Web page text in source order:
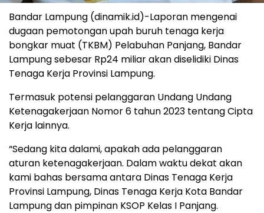
Bandar Lampung (dinamik.id)-Laporan mengenai
dugaan pemotongan upah buruh tenaga kerja
bongkar muat (TKBM) Pelabuhan Panjang, Bandar
Lampung sebesar Rp24 miliar akan diselidiki Dinas
Tenaga Kerja Provinsi Lampung.
Termasuk potensi pelanggaran Undang Undang
Ketenagakerjaan Nomor 6 tahun 2023 tentang Cipta
Kerja lainnya.
“Sedang kita dalami, apakah ada pelanggaran
aturan ketenagakerjaan. Dalam waktu dekat akan
kami bahas bersama antara Dinas Tenaga Kerja
Provinsi Lampung, Dinas Tenaga Kerja Kota Bandar
Lampung dan pimpinan KSOP Kelas I Panjang.